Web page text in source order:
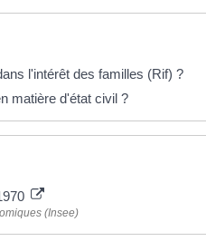
l'intérêt des familles (Rif) ?
matière d'état civil ?
(Insee)